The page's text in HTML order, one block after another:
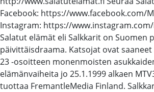
Facebook: https://www.facebook.com/
Instagram: https://
Salatut elämät eli Salkkarit on Suomen
päivittäisdraama. Katsojat ovat
23 -osoitteen monenmoisten
elämänvaiheita jo 25.1.1999 alkaen
tuottaa FremantleMedia Finland.